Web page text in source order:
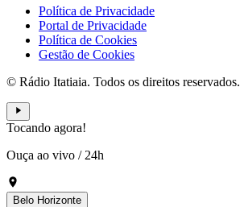
Política de Privacidade
Portal de Privacidade
Política de Cookies
Gestão de Cookies
© Rádio Itatiaia. Todos os direitos reservados.
Tocando agora!
Ouça ao vivo / 24h
Belo Horizonte